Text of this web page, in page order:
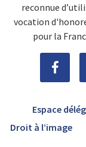
reconnue
vocation
pour la
Espace
Droit à l’image